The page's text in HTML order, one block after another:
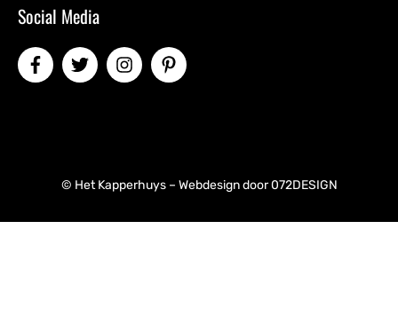
Social Media
© Het Kapperhuys – Webdesign door072DESIGN